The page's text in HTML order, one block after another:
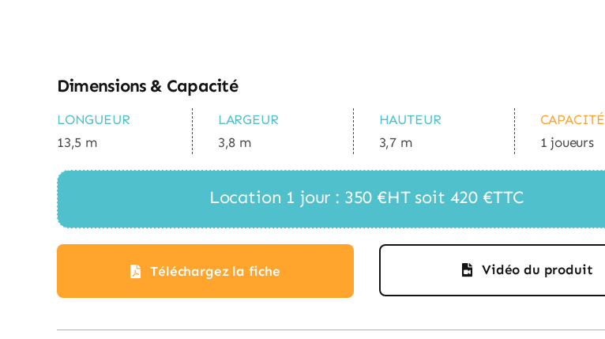
Dimensions & Capacité
LONGUEUR
13,5 m
LARGEUR
3,8 m
HAUTEUR
3,7 m
CAPACITÉ
1 joueurs
Location 1 jour : 350 €HT soit 420 €TTC
Téléchargez la fiche Vidéo du produit